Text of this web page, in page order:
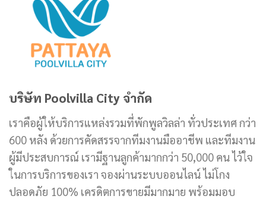
บริษัท Poolvilla City จำกัด
เราคือผู้ให้บริการแหล่งรวมที่พักพูลวิลล่า ทั่วประเทศ กว่า
600 หลัง ด้วยการคัดสรรจากทีมงานมืออาชีพ และทีมงาน
ผู้มีประสบการณ์ เรามีฐานลูกค้ามากกว่า 50,000 คน ไว้ใจ
ในการบริการของเรา จองผ่านระบบออนไลน์ ไม่โกง
ปลอดภัย 100% เครดิตการขายมีมากมาย พร้อมมอบ